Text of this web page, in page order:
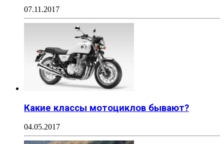
07.11.2017
Какие классы мотоциклов бывают?
04.05.2017